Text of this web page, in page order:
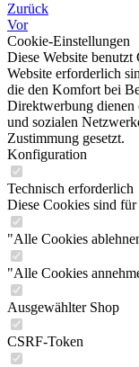
Zurück
Vor
Cookie-Einstellungen
Diese Website
Website erforderlich
die den Komfort bei
Direktwerbung dienen
und sozialen
Zustimmung gesetzt.
Konfiguration
Technisch erforderlich
Diese Cookies sind
"Alle Cookies
"Alle Cookies
Ausgewählter Shop
CSRF-Token